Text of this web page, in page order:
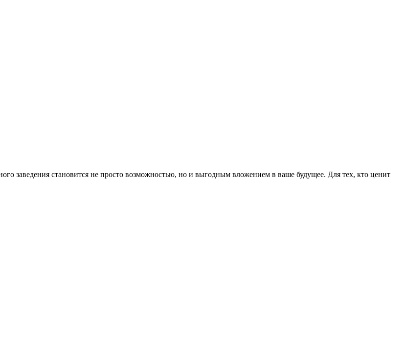
заведения становится не просто возможностью, но и выгодным вложением в ваше будущее. Для тех, кто ценит